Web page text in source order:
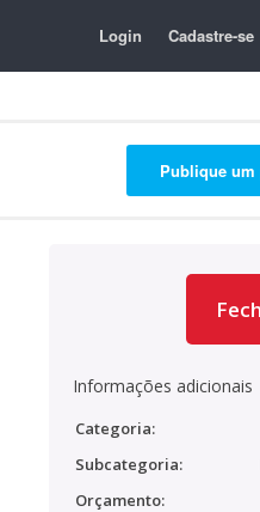
Login Cadastre-se
Publique
Informações adicionais
Categoria:
Subcategoria:
Orçamento: